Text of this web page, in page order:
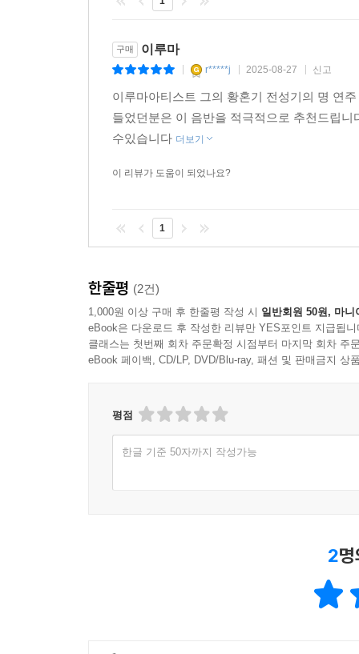
구매 이루마
r*****j 2025-08-27 신고
이루마아티스트 그의 황혼기 전성기의 명 연
들었던분은 이 음반을 적극적으로 추천드립
수있습니다 더보기
이 리뷰가 도움이 되었나요?
1
한줄평 (2건)
1,000원 이상 구매 후 한줄평 작성 시 일반회원 50원, 마니
eBook은 다운로드 후 작성한 리뷰만 YES포인트 지급됩니
클래스는 첫번째 회차 주문확정 시점부터 마지막 회차 주
eBook 페이백, CD/LP, DVD/Blu-ray, 패션 및 판매금지 상
평점
한글 기준 50자까지 작성가능
2